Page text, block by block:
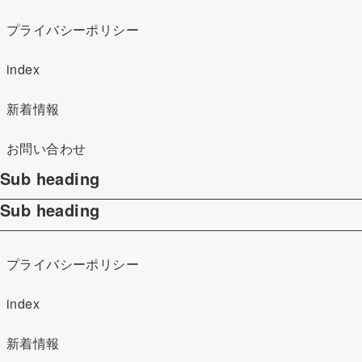
プライバシーポリシー
index
新着情報
お問い合わせ
Sub heading
Sub heading
プライバシーポリシー
index
新着情報